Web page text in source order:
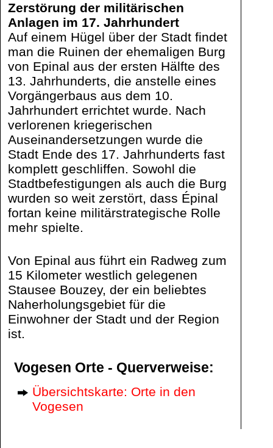
Zerstörung der militärischen
Anlagen im 17. Jahrhundert
Auf einem Hügel über der Stadt findet
man die Ruinen der ehemaligen Burg
von Epinal aus der ersten Hälfte des
13. Jahrhunderts, die anstelle eines
Vorgängerbaus aus dem 10.
Jahrhundert errichtet wurde. Nach
verlorenen kriegerischen
Auseinandersetzungen wurde die
Stadt Ende des 17. Jahrhunderts fast
komplett geschliffen. Sowohl die
Stadtbefestigungen als auch die Burg
wurden so weit zerstört, dass Épinal
fortan keine militärstrategische Rolle
mehr spielte.
Von Epinal aus führt ein Radweg zum
15 Kilometer westlich gelegenen
Stausee Bouzey, der ein beliebtes
Naherholungsgebiet für die
Einwohner der Stadt und der Region
ist.
Vogesen Orte - Querverweise:
Übersichtskarte: Orte in den
Vogesen